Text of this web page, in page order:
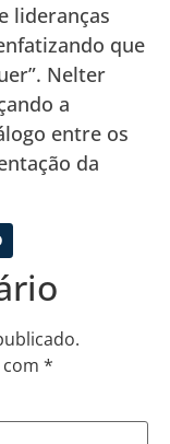
lideranças
que
Nelter
a
entre os
da
*